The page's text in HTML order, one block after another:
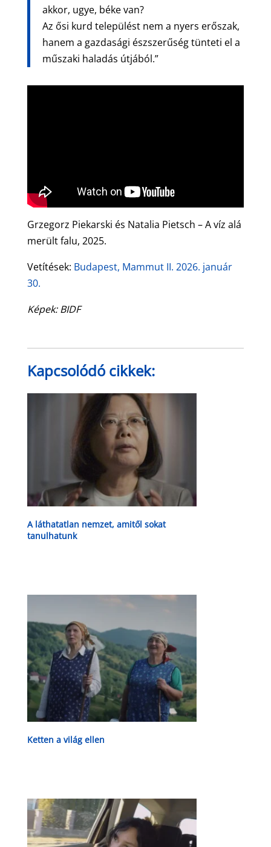
akkor, ugye, béke van?
Az ősi kurd települést nem a nyers erőszak,
hanem a gazdasági észszerűség tünteti el a
műszaki haladás útjából.”
Grzegorz Piekarski és Natalia Pietsch – A víz alá
merült falu, 2025.
Vetítések: Budapest, Mammut II. 2026. január
30.
Képek: BIDF
Kapcsolódó cikkek:
A láthatatlan nemzet, amitől sokat
tanulhatunk
Ketten a világ ellen